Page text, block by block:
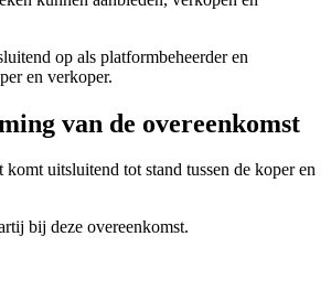
op als platformbeheerder en
en verkoper.
van de overeenkomst
uitsluitend tot stand tussen de koper en
bij deze overeenkomst.